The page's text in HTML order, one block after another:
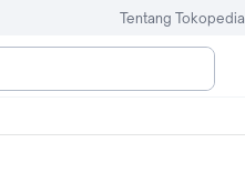
Tentang Tokopedia